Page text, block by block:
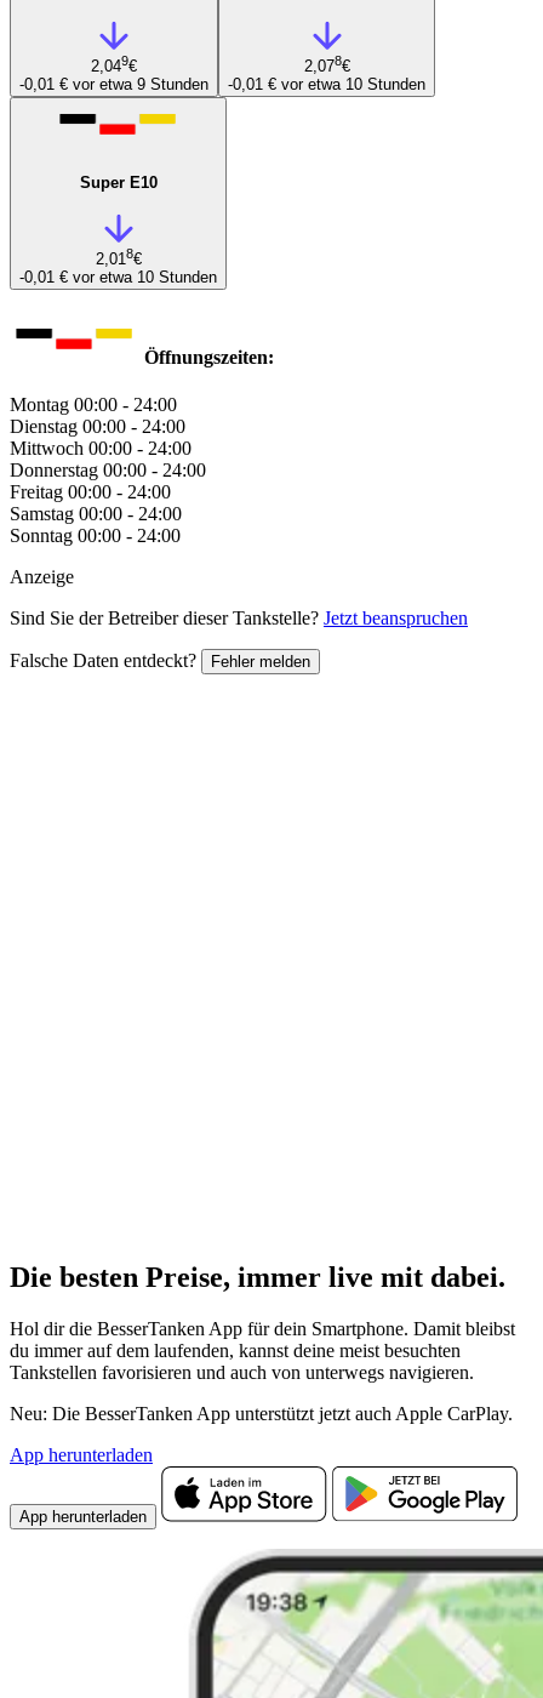
2,049€
-0,01 € vor etwa 9 Stunden
2,078€
-0,01 € vor etwa 10 Stunden
Super E10
2,01 8€
-0,01 € vor etwa 10 Stunden
Öffnungszeiten:
Montag 00:00 - 24:00
Dienstag 00:00 - 24:00
Mittwoch 00:00 - 24:00
Donnerstag 00:00 - 24:00
Freitag 00:00 - 24:00
Samstag 00:00 - 24:00
Sonntag 00:00 - 24:00
Anzeige
Sind Sie der Betreiber dieser Tankstelle? Jetzt beanspruchen
Falsche Daten entdeckt? Fehler melden
Die besten Preise, immer live mit dabei.
Hol dir die BesserTanken App für dein Smartphone. Damit bleibst
du immer auf dem laufenden, kannst deine meist besuchten
Tankstellen favorisieren und auch von unterwegs navigieren.
Neu: Die BesserTanken App unterstützt jetzt auch Apple CarPlay.
App herunterladen
App herunterladen